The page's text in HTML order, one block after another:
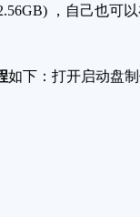
，自己也可
如下：打开启动盘